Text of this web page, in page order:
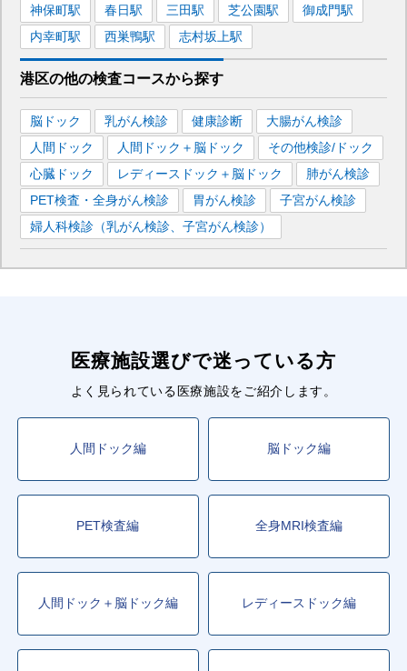
神保町駅 春日駅 三田駅 芝公園駅 御成門駅
内幸町駅 西巣鴨駅 志村坂上駅
港区の他の検査コースから探す
脳ドック 乳がん検診 健康診断
大腸がん検診
人間ドック
人間ドック＋脳ドック
その他検診/ドック
心臓ドック
レディースドック＋脳ドック
肺がん検診
PET検査・全身がん検診
胃がん検診
子宮がん検診
婦人科検診（乳がん検診、子宮がん検診）
医療施設選びで迷っている方
よく見られている医療施設をご紹介します。
人間ドック編 脳ドック編
PET検査編 全身MRI検査編
人間ドック＋脳ドック編 レディースドック編